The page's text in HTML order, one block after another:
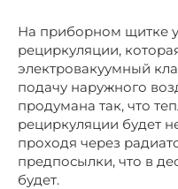
На приборном щитке
рециркуляции,
электровакуумный
подачу наружного
продумана так, что
рециркуляции будет
проходя через
предпосылки, что в
будет.